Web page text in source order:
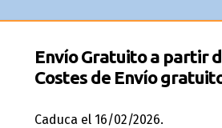
Envío Gratuito a partir
Costes de Envío
Caduca el 16/02/2026.